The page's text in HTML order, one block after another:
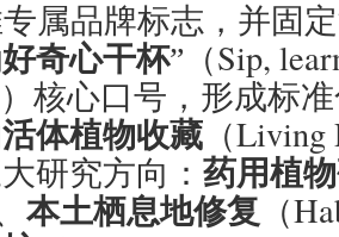
属品牌标志 ，并固
奇心干杯”（Sip,
） 核心口号，形成标
活体植物收藏 （Living
研究方向： 药用植
本土栖息地修复 （